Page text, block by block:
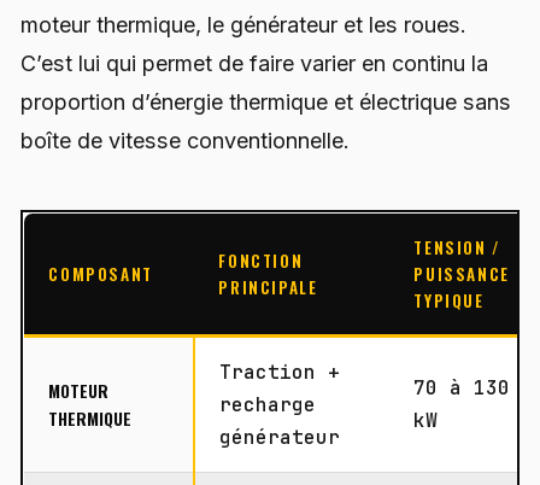
moteur thermique, le générateur et les roues.
C’est lui qui permet de faire varier en continu la
proportion d’énergie thermique et électrique sans
boîte de vitesse conventionnelle.
COMPOSANT
FONCTION
PRINCIPALE
TENSION /
PUISSANCE
TYPIQUE
MOTEUR
THERMIQUE
Traction +
recharge
générateur
70 à 130
kW